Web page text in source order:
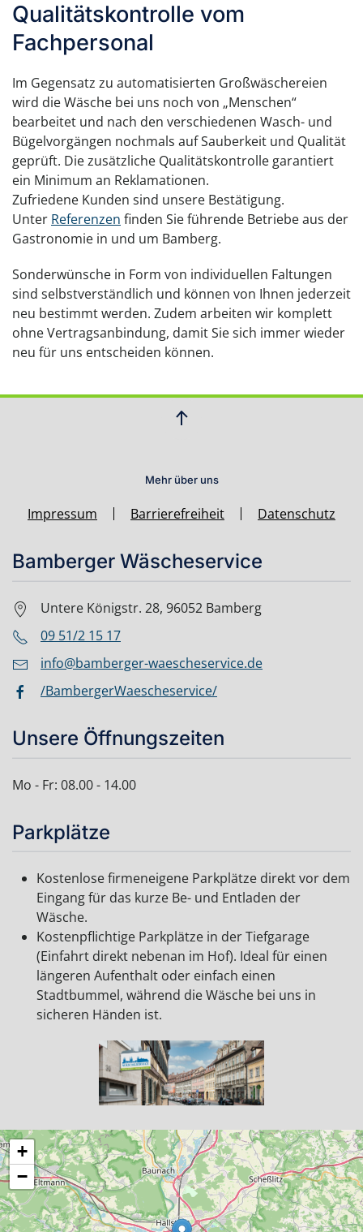
Qualitätskontrolle vom
Fachpersonal
Im Gegensatz zu automatisierten Großwäschereien
wird die Wäsche bei uns noch von „Menschen“
bearbeitet und nach den verschiedenen Wasch- und
Bügelvorgängen nochmals auf Sauberkeit und Qualität
geprüft. Die zusätzliche Qualitätskontrolle garantiert
ein Minimum an Reklamationen.
Zufriedene Kunden sind unsere Bestätigung.
Unter Referenzen finden Sie führende Betriebe aus der
Gastronomie in und um Bamberg.
Sonderwünsche in Form von individuellen Faltungen
sind selbstverständlich und können von Ihnen jederzeit
neu bestimmt werden. Zudem arbeiten wir komplett
ohne Vertragsanbindung, damit Sie sich immer wieder
neu für uns entscheiden können.
Mehr über uns
Impressum Barrierefreiheit Datenschutz
Bamberger Wäscheservice
Untere Königstr. 28, 96052 Bamberg
09 51/2 15 17
info@bamberger-waescheservice.de
/BambergerWaescheservice/
Unsere Öffnungszeiten
Mo - Fr: 08.00 - 14.00
Parkplätze
Kostenlose firmeneigene Parkplätze direkt vor dem
Eingang für das kurze Be- und Entladen der
Wäsche.
Kostenpflichtige Parkplätze in der Tiefgarage
(Einfahrt direkt nebenan im Hof). Ideal für einen
längeren Aufenthalt oder einfach einen
Stadtbummel, während die Wäsche bei uns in
sicheren Händen ist.
+
−